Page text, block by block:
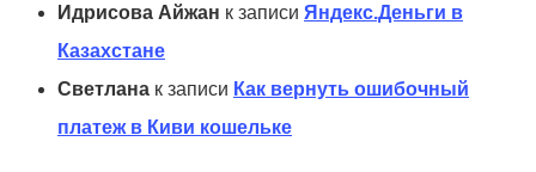
Идрисова Айжан к записи Яндекс.Деньги в
Казахстане
Светлана к записи Как вернуть ошибочный
платеж в Киви кошельке